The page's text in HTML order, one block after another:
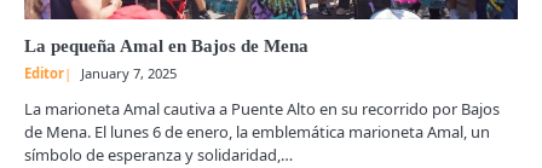
La pequeña Amal en Bajos de Mena
Editor January 7, 2025
La marioneta Amal cautiva a Puente Alto en su recorrido por Bajos
de Mena. El lunes 6 de enero, la emblemática marioneta Amal, un
símbolo de esperanza y solidaridad,…